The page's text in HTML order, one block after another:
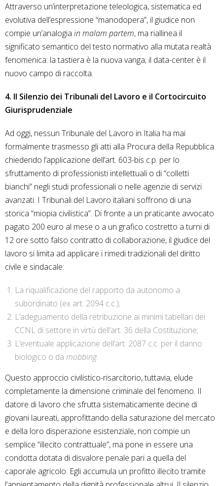
Attraverso un’interpretazione teleologica, sistematica ed
evolutiva dell’espressione “manodopera”, il giudice non
compie un’analogia in malam partem, ma riallinea il
significato semantico del testo normativo alla mutata realtà
fenomenica: la tastiera è la nuova vanga; il data-center è il
nuovo campo di raccolta.
4. Il Silenzio dei Tribunali del Lavoro e il Cortocircuito
Giurisprudenziale
Ad oggi, nessun Tribunale del Lavoro in Italia ha mai
formalmente trasmesso gli atti alla Procura della Repubblica
chiedendo l’applicazione dell’art. 603-bis c.p. per lo
sfruttamento di professionisti intellettuali o di “colletti
bianchi” negli studi professionali o nelle agenzie di servizi
avanzati. I Tribunali del Lavoro italiani soffrono di una
storica “miopia civilistica”. Di fronte a un praticante avvocato
pagato 200 euro al mese o a un grafico costretto a turni di
12 ore sotto falso contratto di collaborazione, il giudice del
lavoro si limita ad applicare i rimedi tradizionali del diritto
civile e sindacale:
La riqualificazione del rapporto da autonomo a
subordinato (ex art. 2094 c.c.);
L’adeguamento della retribuzione ai minimi tabellari dei
CCNL di settore in virtù dell’art. 36 della Costituzione;
L’eventuale applicazione dell’art. 2087 c.c. per il danno
biologico o da mobbing.
Questo approccio civilistico-risarcitorio, tuttavia, elude
completamente la dimensione criminale del fenomeno. Il
datore di lavoro che sfrutta sistematicamente decine di
giovani laureati, approfittando della saturazione del mercato
e della loro disperazione esistenziale, non compie un
semplice “illecito contrattuale”, ma pone in essere una
condotta dotata di disvalore penale pari a quella del
caporale agricolo. Egli accumula un profitto illecito tramite